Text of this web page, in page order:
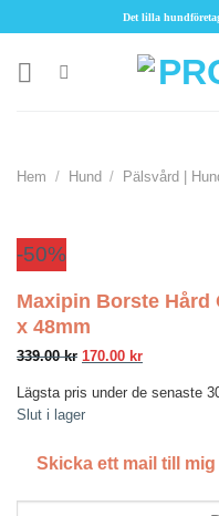
content
Det lilla
Hem / Hund / Pälsvård |
-50%
Maxipin Borste Hård
x 48mm
339.00kr Det
ursprungliga
var:
339.00 kr.
170.00 krDet
nuvarande
är:
Lägsta pris under de senaste
Slut i lager
Skicka ett mail till